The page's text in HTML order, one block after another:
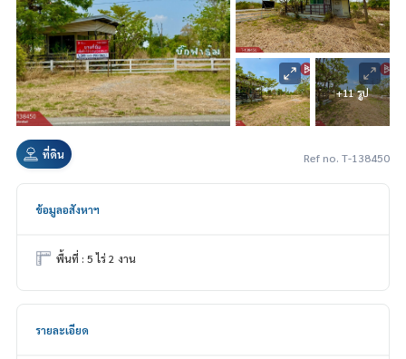
+11 รูป
ที่ดิน Ref no. T-138450
ข้อมูลอสังหาฯ
พื้นที่ : 5 ไร่ 2 งาน
รายละเอียด